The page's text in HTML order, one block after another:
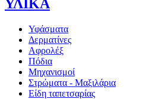
ΥΛΙΚΑ
Υφάσματα
Δερματίνες
Αφρολέξ
Πόδια
Μηχανισμοί
Στρώματα - Μαξιλάρια
Είδη ταπετσαρίας